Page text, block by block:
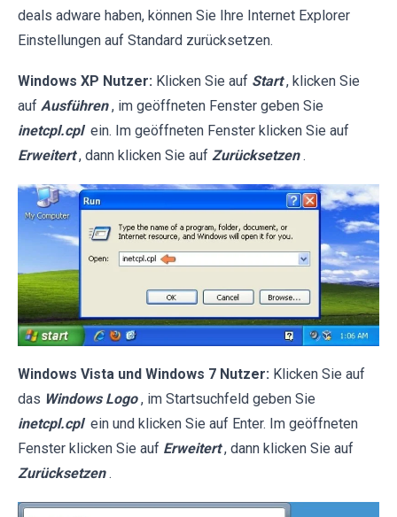
deals adware haben, können Sie Ihre Internet Explorer
Einstellungen auf Standard zurücksetzen.
Windows XP Nutzer: Klicken Sie auf Start , klicken Sie
auf Ausführen , im geöffneten Fenster geben Sie
inetcpl.cpl ein. Im geöffneten Fenster klicken Sie auf
Erweitert , dann klicken Sie auf Zurücksetzen .
Windows Vista und Windows 7 Nutzer: Klicken Sie auf
das Windows Logo , im Startsuchfeld geben Sie
inetcpl.cpl ein und klicken Sie auf Enter. Im geöffneten
Fenster klicken Sie auf Erweitert , dann klicken Sie auf
Zurücksetzen .